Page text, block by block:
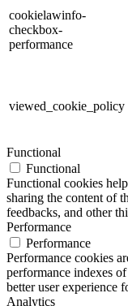
cookielawinfo-
checkbox-
performance
viewed_cookie_policy
Functional
Functional
Functional cookies
sharing the content of
feedbacks, and other
Performance
Performance
Performance cookies
performance indexes
better user experience
Analytics